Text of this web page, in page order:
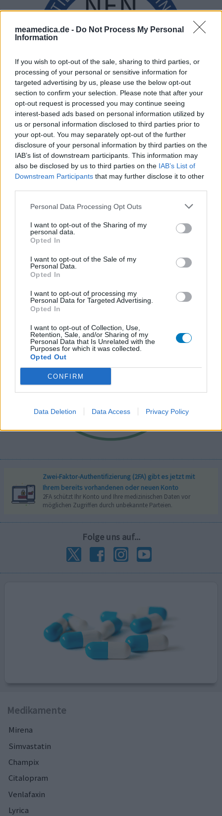
meamedica.de - Do Not Process My Personal
Information
If you wish to opt-out of the sale, sharing to third parties, or
processing of your personal or sensitive information for
targeted advertising by us, please use the below opt-out
section to confirm your selection. Please note that after your
opt-out request is processed you may continue seeing
interest-based ads based on personal information utilized by
us or personal information disclosed to third parties prior to
your opt-out. You may separately opt-out of the further
disclosure of your personal information by third parties on the
IAB’s list of downstream participants. This information may
also be disclosed by us to third parties on the IAB’s List of
Downstream Participants that may further disclose it to other
Personal Data Processing Opt Outs
I want to opt-out of the Sharing of my
personal data.
Opted In
I want to opt-out of the Sale of my
Personal Data.
Opted In
I want to opt-out of processing my
Personal Data for Targeted Advertising.
Opted In
I want to opt-out of Collection, Use,
Retention, Sale, and/or Sharing of my
Personal Data that Is Unrelated with the
Purposes for which it was collected.
Opted Out
CONFIRM
Data Deletion Data Access Privacy Policy
Zwei-Faktor-Authentifizierung (2FA) gibt es jetzt mit
Ihrem bereits vorhandenen oder neuen Konto
2FA schützt Ihr Konto und Ihre medizinischen Daten vor
möglichen Zugriffen durch unbekannte Parteien.
Folge uns auf...
Medikamente
Mirena
Simvastatin
Champix
Citalopram
Venlafaxin
Lyrica